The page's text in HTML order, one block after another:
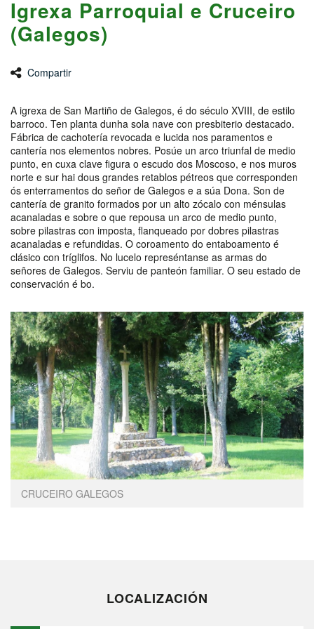
Igrexa Parroquial e Cruceiro
(Galegos)
Compartir
A igrexa de San Martiño de Galegos, é do século XVIII, de estilo
barroco. Ten planta dunha sola nave con presbiterio destacado.
Fábrica de cachotería revocada e lucida nos paramentos e
cantería nos elementos nobres. Posúe un arco triunfal de medio
punto, en cuxa clave figura o escudo dos Moscoso, e nos muros
norte e sur hai dous grandes retablos pétreos que corresponden
ós enterramentos do señor de Galegos e a súa Dona. Son de
cantería de granito formados por un alto zócalo con ménsulas
acanaladas e sobre o que repousa un arco de medio punto,
sobre pilastras con imposta, flanqueado por dobres pilastras
acanaladas e refundidas. O coroamento do entaboamento é
clásico con tríglifos. No lucelo represéntanse as armas do
señores de Galegos. Serviu de panteón familiar. O seu estado de
conservación é bo.
CRUCEIRO GALEGOS
LOCALIZACIÓN